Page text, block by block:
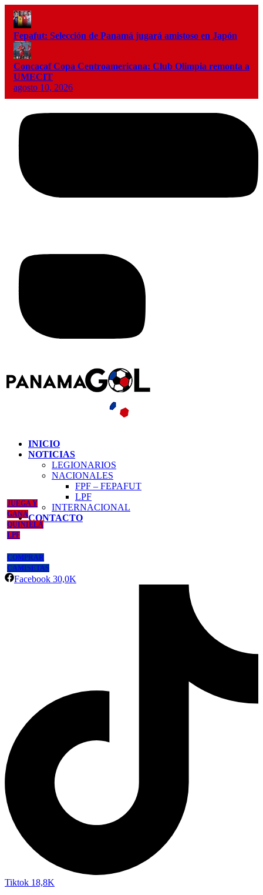
Fepafut: Selección de Panamá jugará amistoso en Japón
Concacaf Copa Centroamericana: Club Olimpia remonta a
UMECIT
agosto 10, 2026
INICIO
NOTICIAS
LEGIONARIOS
NACIONALES
FPF – FEPAFUT
LPF
INTERNACIONAL
CONTACTO
JUEGA Y
GANA
QUINIELA
LPF
COMPRAR
CAMISETAS
Facebook 30,0K
Tiktok 18,8K